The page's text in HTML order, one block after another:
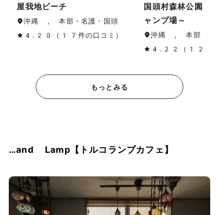
屋我地ビーチ
沖縄 , 本部・名護・国頭
4.20（17件の口コミ）
国頭村森林公園～
ャンプ場～
沖縄 , 本部・名
4.22（12件の
もっとみる
…and Lamp【トルコランプカフェ】